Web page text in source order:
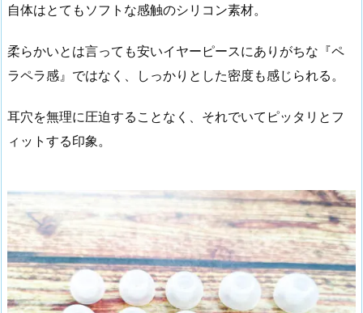
自体はとてもソフトな感触のシリコン素材。
柔らかいとは言っても安いイヤーピースにありがちな『ペ
ラペラ感』ではなく、しっかりとした密度も感じられる。
耳穴を無理に圧迫することなく、それでいてピッタリとフ
ィットする印象。